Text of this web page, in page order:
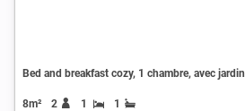
Bed and breakfast cozy, 1 chambre, avec jardin
8m² 2 1
1